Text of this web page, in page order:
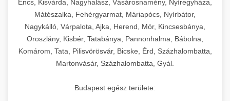
Encs, Kisvárda, Nagyhalász, Vásárosnamény, Nyíregyháza,
Mátészalka, Fehérgyarmat, Máriapócs, Nyírbátor,
Nagykálló, Várpalota, Ajka, Herend, Mór, Kincsesbánya,
Oroszlány, Kisbér, Tatabánya, Pannonhalma, Bábolna,
Komárom, Tata, Pilisvörösvár, Bicske, Érd, Százhalombatta,
Martonvásár, Százhalombatta, Gyál.
Budapest egész területe: